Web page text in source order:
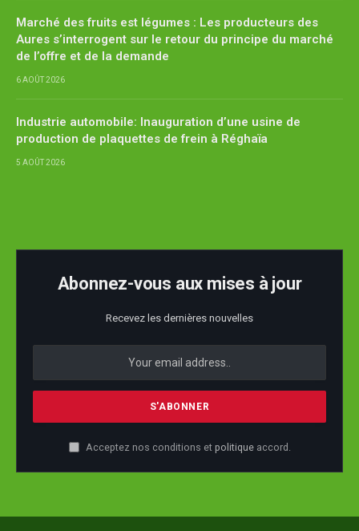
Marché des fruits est légumes : Les producteurs des
Aures s’interrogent sur le retour du principe du marché
de l’offre et de la demande
6 AOÛT 2026
Industrie automobile: Inauguration d’une usine de
production de plaquettes de frein à Réghaïa
5 AOÛT 2026
Abonnez-vous aux mises à jour
Recevez les dernières nouvelles
Acceptez nos conditions et politiqueaccord.